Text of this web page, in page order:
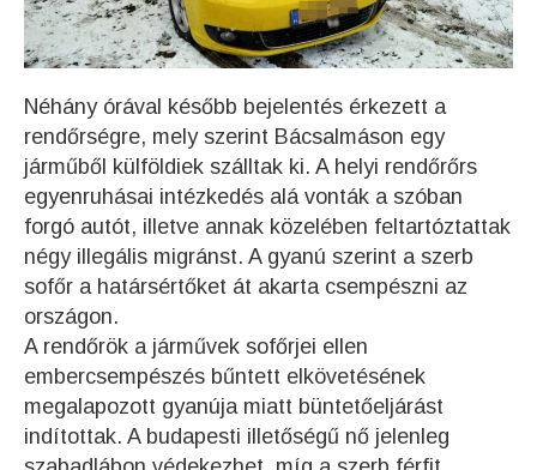
Néhány órával később bejelentés érkezett a
rendőrségre, mely szerint Bácsalmáson egy
járműből külföldiek szálltak ki. A helyi rendőrőrs
egyenruhásai intézkedés alá vonták a szóban
forgó autót, illetve annak közelében feltartóztattak
négy illegális migránst. A gyanú szerint a szerb
sofőr a határsértőket át akarta csempészni az
országon.
A rendőrök a járművek sofőrjei ellen
embercsempészés bűntett elkövetésének
megalapozott gyanúja miatt büntetőeljárást
indítottak. A budapesti illetőségű nő jelenleg